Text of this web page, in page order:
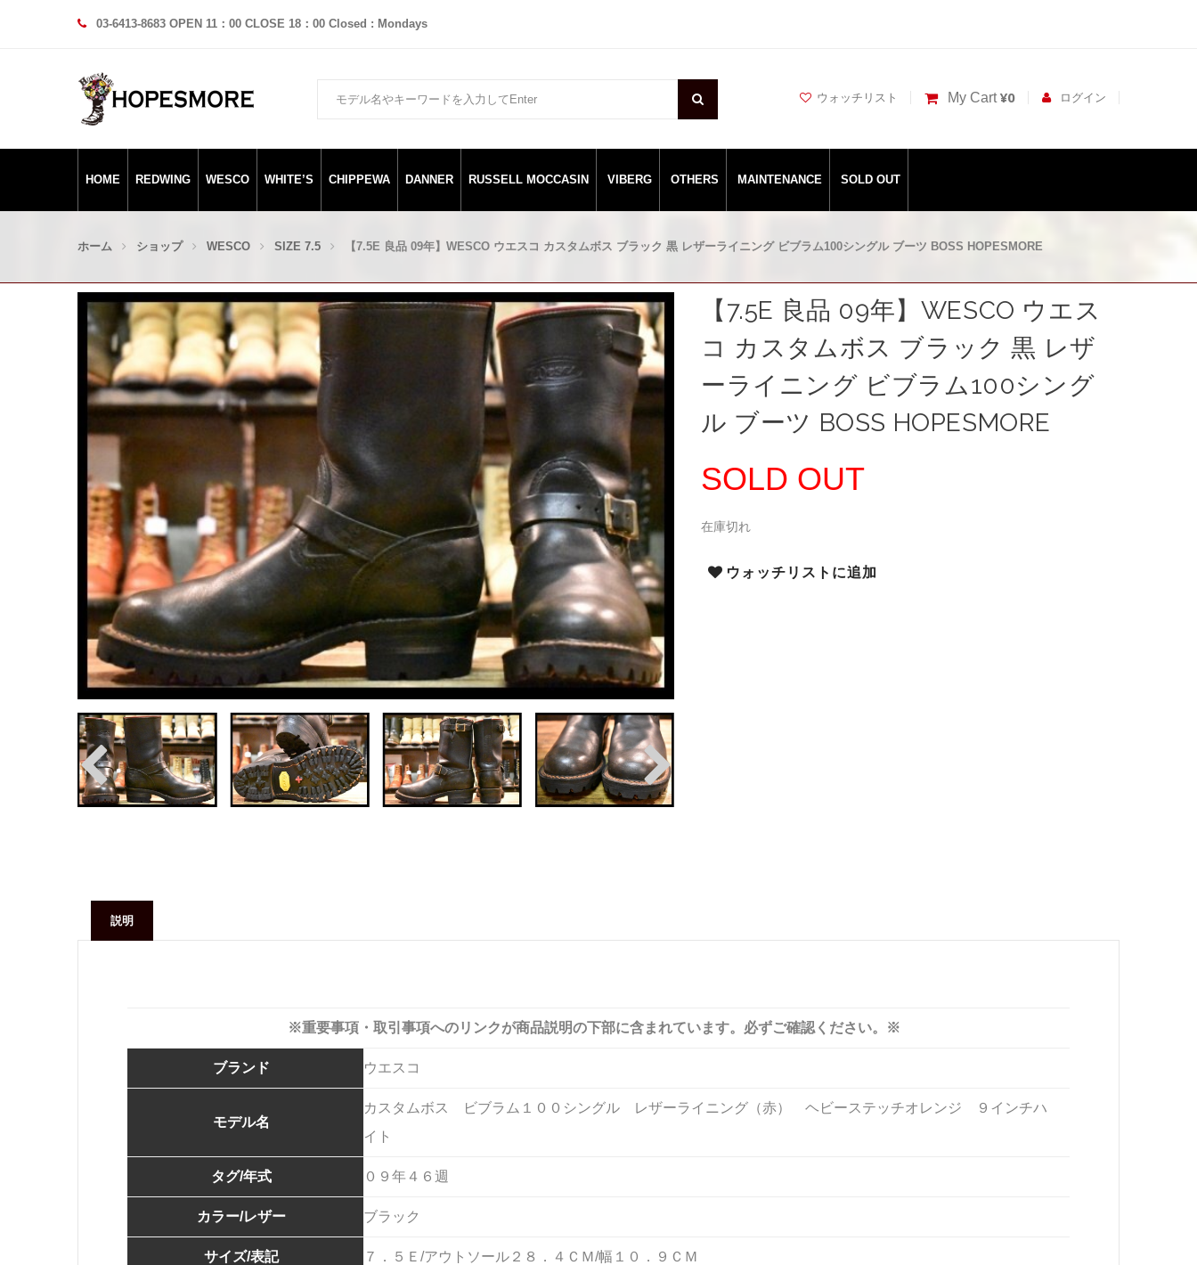
03-6413-8683 OPEN 11：00 CLOSE 18：00 Closed : Mondays
ウォッチリスト My Cart ¥0 ログイン
HOME REDWING WESCO WHITE’S CHIPPEWA DANNER RUSSELL MOCCASIN VIBERG OTHERS MAINTENANCE SOLD OUT
ホーム ショップ WESCO SIZE 7.5 【7.5E 良品 09年】WESCO ウエスコ カスタムボス ブラック 黒 レザーライニング ビブラム100シングル ブーツ BOSS HOPESMORE
【7.5E 良品 09年】WESCO ウエス
コ カスタムボス ブラック 黒 レザ
ーライニング ビブラム100シング
ル ブーツ BOSS HOPESMORE
SOLD OUT
在庫切れ
ウォッチリストに追加
説明
※重要事項・取引事項へのリンクが商品説明の下部に含まれています。必ずご確認ください。※
ブランド ウエスコ
モデル名
カスタムボス ビブラム１００シングル レザーライニング（赤） ヘビーステッチオレンジ ９インチハ
イト
タグ/年式 ０９年４６週
カラー/レザー ブラック
サイズ/表記 ７．５Ｅ/アウトソール２８．４ＣＭ/幅１０．９ＣＭ